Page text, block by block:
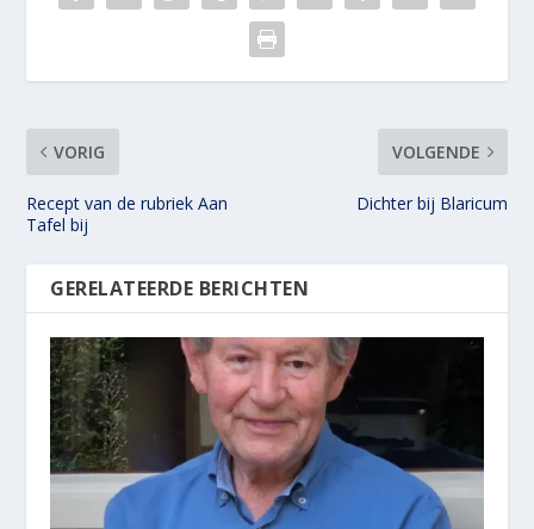
VORIG
Recept van de rubriek Aan
Tafel bij
VOLGENDE
Dichter bij Blaricum
GERELATEERDE BERICHTEN